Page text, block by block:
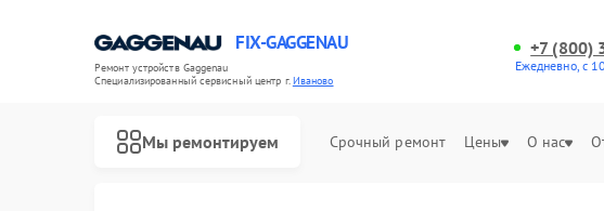
FIX-GAGGENAU
Ремонт устройств Gaggenau
Специализированный cервисный центр г.Иваново
+7 (800)
Ежедневно, с
Мы ремонтируем Срочный ремонт Цены О нас